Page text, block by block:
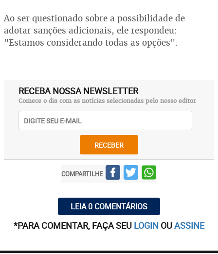
Ao ser questionado sobre a possibilidade de
adotar sanções adicionais, ele respondeu:
"Estamos considerando todas as opções".
RECEBA NOSSA NEWSLETTER
Comece o dia com as notícias selecionadas pelo nosso editor
RECEBER
COMPARTILHE
LEIA 0 COMENTÁRIOS
*PARA COMENTAR, FAÇA SEU LOGIN OUASSINE